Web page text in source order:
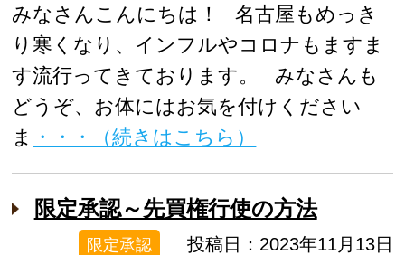
みなさんこんにちは！ 名古屋もめっき
り寒くなり、インフルやコロナもますま
す流行ってきております。 みなさんも
どうぞ、お体にはお気を付けください
ま ・・・（続きはこちら）
限定承認～先買権行使の方法
限定承認 投稿日：2023年11月13日